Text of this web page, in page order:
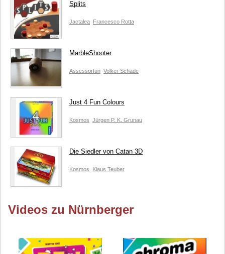
Splits
Jactalea Francesco Rotta
MarbleShooter
Assessorfun Volker Schade
Just 4 Fun Colours
Kosmos Jürgen P. K. Grunau
Die Siedler von Catan 3D
Kosmos Klaus Teuber
Videos zu Nürnberger